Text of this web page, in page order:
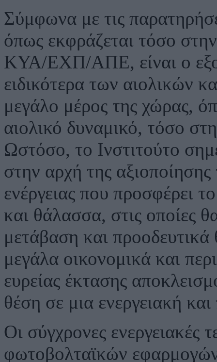
Σύμφωνα με τις
όπως εκφράζεται τόσο
ΚΥΑ/ΕΧΠ/ΑΠΕ, είναι ο
ειδικότερα των αιολικών
μεγάλο μέρος της χώρας,
αιολικό δυναμικό, τόσο
Ωστόσο, το Ινστιτούτο
στην αρχή της αξιοποίησης
ενέργειας που προσφέρει
και θάλασσα, στις οποίες
μετάβαση και προοδευτικά
μεγάλα οικονομικά και
ευρείας έκτασης
θέση σε μια ενεργειακή
Οι σύγχρονες ενεργειακές
φωτοβολταϊκών εφαρμογών